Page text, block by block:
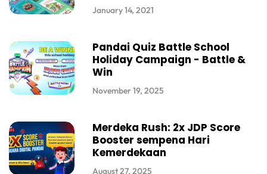
January 14, 2021
Pandai Quiz Battle School
Holiday Campaign - Battle &
Win
November 19, 2025
Merdeka Rush: 2x JDP Score
Booster sempena Hari
Kemerdekaan
August 27, 2025